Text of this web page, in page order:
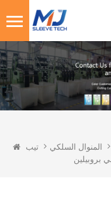
تيب المنوال السلكي
بروبيلين